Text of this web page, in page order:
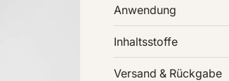
Anwendung
Inhaltsstoffe
Versand & Rückgabe